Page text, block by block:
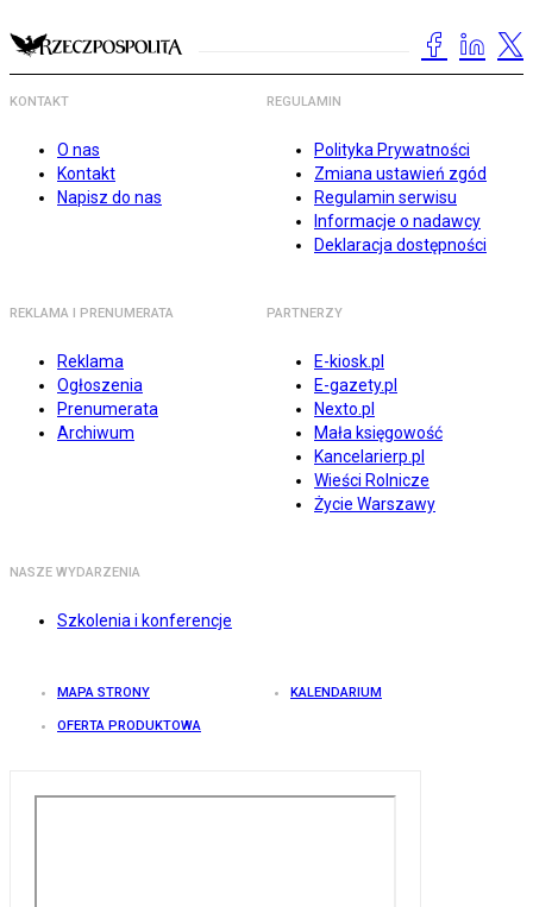
KONTAKT
O nas
Kontakt
Napisz do nas
REGULAMIN
Polityka Prywatności
Zmiana ustawień zgód
Regulamin serwisu
Informacje o nadawcy
Deklaracja dostępności
REKLAMA I PRENUMERATA
Reklama
Ogłoszenia
Prenumerata
Archiwum
PARTNERZY
E-kiosk.pl
E-gazety.pl
Nexto.pl
Mała księgowość
Kancelarierp.pl
Wieści Rolnicze
Życie Warszawy
NASZE WYDARZENIA
Szkolenia i konferencje
MAPA STRONY KALENDARIUM
OFERTA PRODUKTOWA